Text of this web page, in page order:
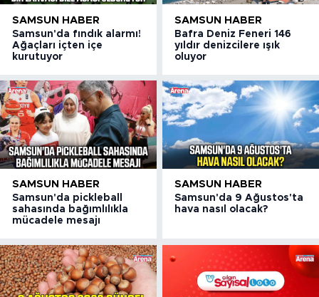
SAMSUN HABER
Samsun'da fındık alarmı!
Ağaçları içten içe
kurutuyor
SAMSUN HABER
Bafra Deniz Feneri 146
yıldır denizcilere ışık
oluyor
SAMSUN HABER
Samsun'da pickleball
sahasında bağımlılıkla
mücadele mesajı
SAMSUN HABER
Samsun'da 9 Ağustos'ta
hava nasıl olacak?